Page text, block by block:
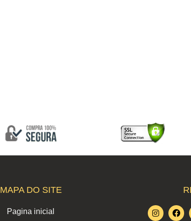
MAPA DO SITE
Pagina inicial
I
n
F
a